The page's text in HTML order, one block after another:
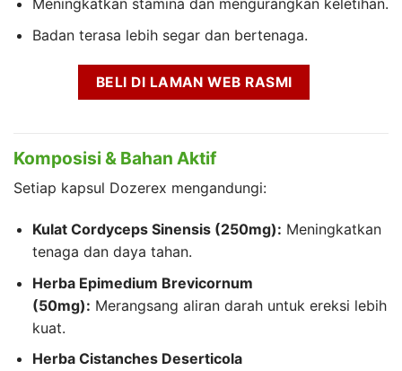
Meningkatkan stamina dan mengurangkan keletihan.
Badan terasa lebih segar dan bertenaga.
BELI DI LAMAN WEB RASMI
Komposisi & Bahan Aktif
Setiap kapsul Dozerex mengandungi:
Kulat Cordyceps Sinensis (250mg): Meningkatkan
tenaga dan daya tahan.
Herba Epimedium Brevicornum
(50mg): Merangsang aliran darah untuk ereksi lebih
kuat.
Herba Cistanches Deserticola